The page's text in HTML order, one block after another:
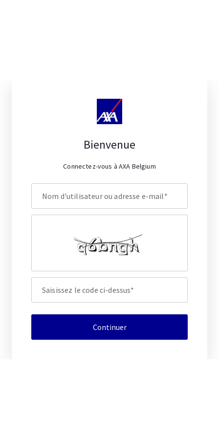
Bienvenue
Connectez-vous à AXA Belgium
Nom d'utilisateur ou adresse e-mail*
Saisissez le code ci-dessus*
Continuer